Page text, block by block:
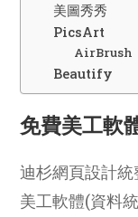
美圖秀秀
PicsArt
AirBrush
Beautify
免費美工軟
迪杉網頁設計
美工軟體(資料